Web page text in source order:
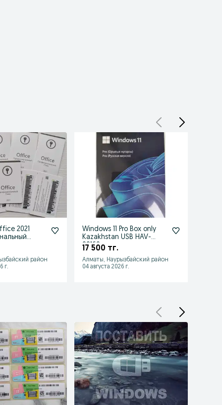
2021
ключом
район
г.
Windows 11 Pro Box only
Kazakhstan USB HAV-
00160
17 500 тг.
Алматы, Наурызбайский район
04 августа 2026 г.